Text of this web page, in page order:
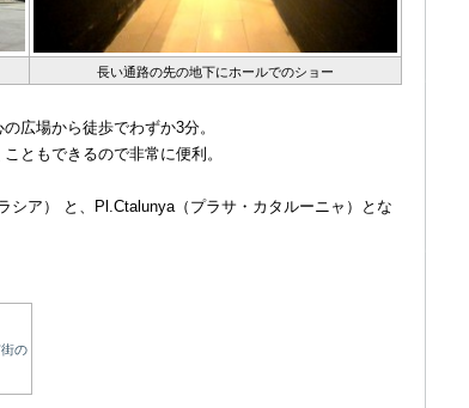
長い通路の先の地下にホールでのショー
広場から徒歩でわずか3分。
ともできるので非常に便利。
シア） と、Pl.Ctalunya（プラサ・カタルーニャ）とな
の